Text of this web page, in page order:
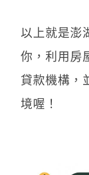
以上就是澎
你，利用房
貸款機構，
境喔！